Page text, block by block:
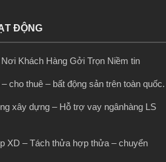
ĐỘNG
Khách Hàng Gởi Trọn Niềm tin
cho thuê – bất động sản trên toàn quốc.
xây dựng – Hỗ trợ vay ngânhàng LS
XD – Tách thửa hợp thửa – chuyển